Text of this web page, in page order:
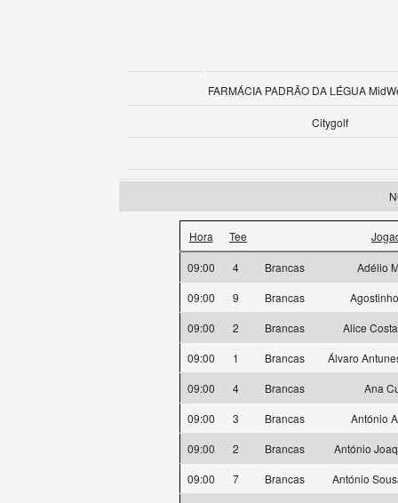
FARMÁCIA PADRÃO DA LÉGUA
Citygolf
Hora Tee
09:00 4 Brancas
Adélio
09:00
9 Brancas
09:00
2 Brancas
Alice
09:00
1 Brancas
Álvaro
09:00
4 Brancas
Ana
09:00
3 Brancas
António
09:00
2 Brancas
António
09:00
7 Brancas
António